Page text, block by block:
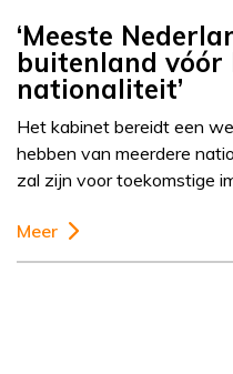
‘Meeste
buitenland vóór
nationaliteit’
Het kabinet bereidt een
hebben van meerdere
zal zijn voor toekomstige
Meer